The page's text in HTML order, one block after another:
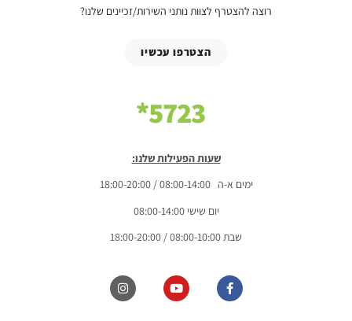
רוצה להצטרף לצוות נותני השירות/זכיינים שלנו?
הצטרפו עכשיו
5723*
שעות הפעילות שלנו:
ימים א-ה 08:00-14:00 / 18:00-20:00
יום שישי 08:00-14:00
שבת 08:00-10:00 / 18:00-20:00